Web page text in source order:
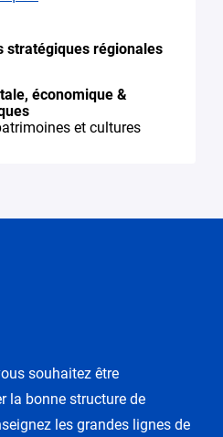
stratégiques régionales
économique &
et cultures
souhaitez être
la bonne structure de
les grandes lignes de